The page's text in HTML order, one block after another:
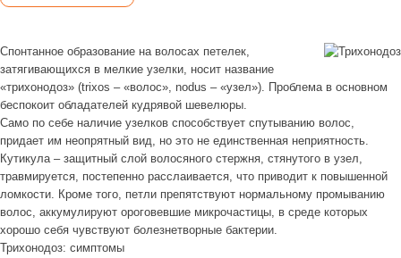
Спонтанное образование на волосах петелек,
затягивающихся в мелкие узелки, носит название
«трихонодоз» (trixos – «волос», nodus – «узел»). Проблема в основном
беспокоит обладателей кудрявой шевелюры.
Само по себе наличие узелков способствует спутыванию волос,
придает им неопрятный вид, но это не единственная неприятность.
Кутикула – защитный слой волосяного стержня, стянутого в узел,
травмируется, постепенно расслаивается, что приводит к повышенной
ломкости. Кроме того, петли препятствуют нормальному промыванию
волос, аккумулируют ороговевшие микрочастицы, в среде которых
хорошо себя чувствуют болезнетворные бактерии.
Трихонодоз: симптомы